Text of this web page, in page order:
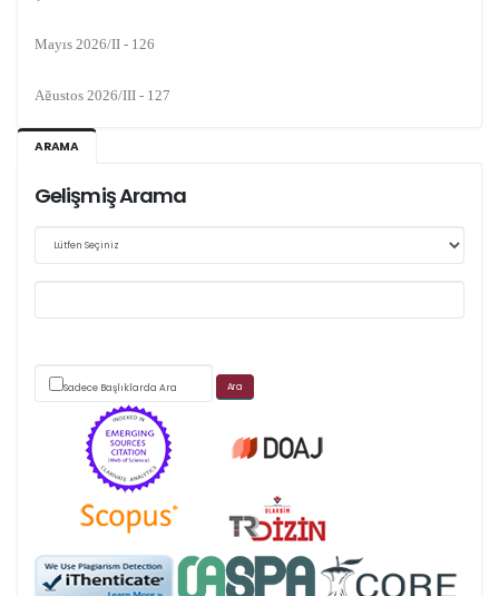
Kasım 2026/IV - 128
Scimago's grade
APC ödemesi
Öndenetimden geçen
ARAMA
Gelişmiş Arama
Sadece Başlıklarda Ara